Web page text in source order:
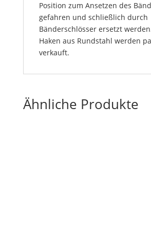
Position zum Ansetzen des
gefahren und schließlich durch
Bänderschlösser ersetzt
Haken aus Rundstahl werden
verkauft.
Ähnliche Produkte